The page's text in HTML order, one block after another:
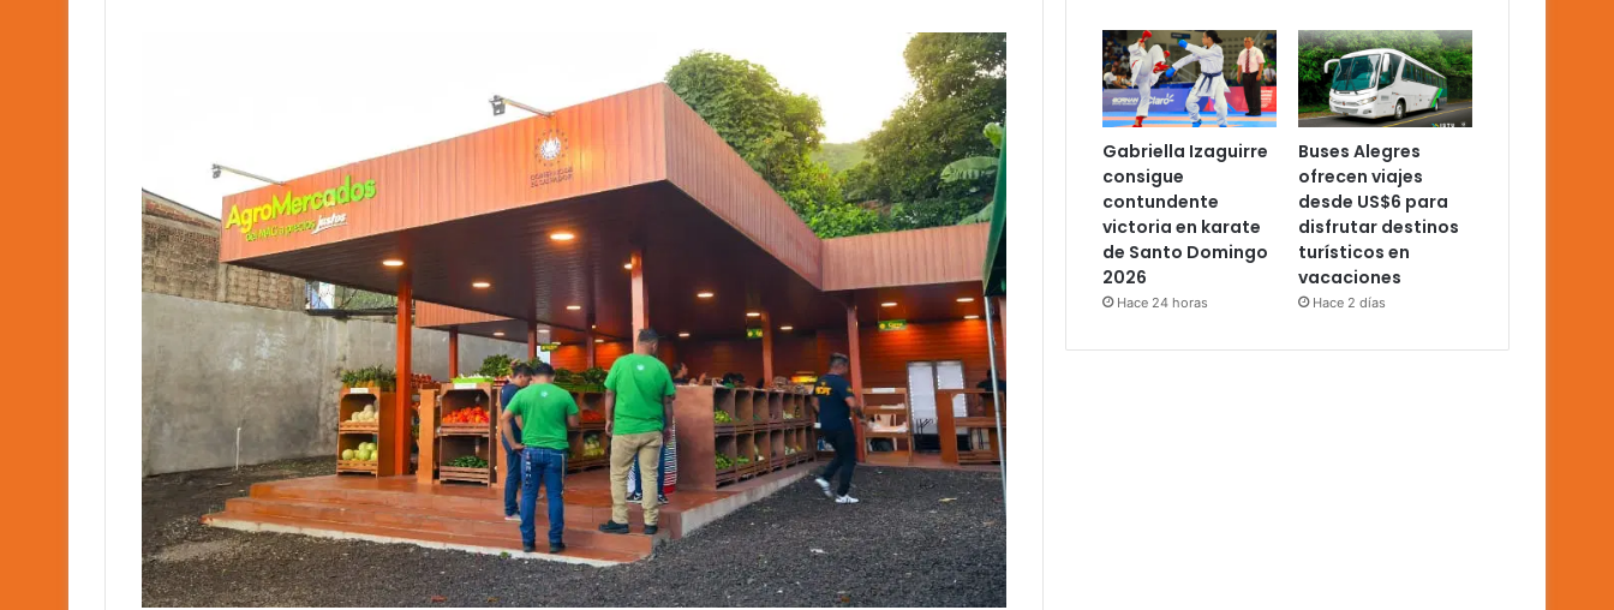
Gabriella Izaguirre
consigue
contundente
victoria en karate
de Santo Domingo
2026
Hace 24 horas
Buses Alegres
ofrecen viajes
desde US$6 para
disfrutar destinos
turísticos en
vacaciones
Hace 2 días